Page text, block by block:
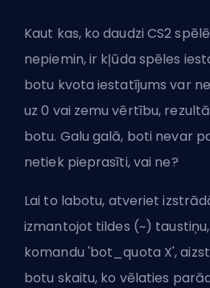
Kaut kas, ko daudzi CS2
nepiemin, ir kļūda spēles
botu kvota iestatījums var
uz 0 vai zemu vērtību,
botu. Galu galā, boti nevar
netiek pieprasīti, vai ne?
Lai to labotu, atveriet
izmantojot tildes (~)
komandu 'bot_quota X',
botu skaitu, ko vēlaties